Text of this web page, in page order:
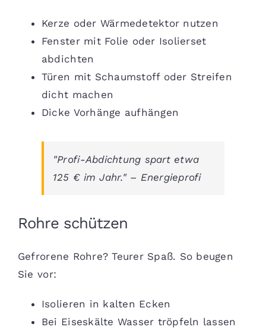
Kerze oder Wärmedetektor nutzen
Fenster mit Folie oder Isolierset
abdichten
Türen mit Schaumstoff oder Streifen
dicht machen
Dicke Vorhänge aufhängen
"Profi-Abdichtung spart etwa
125 € im Jahr." – Energieprofi
Rohre schützen
Gefrorene Rohre? Teurer Spaß. So beugen
Sie vor:
Isolieren in kalten Ecken
Bei Eiseskälte Wasser tröpfeln lassen